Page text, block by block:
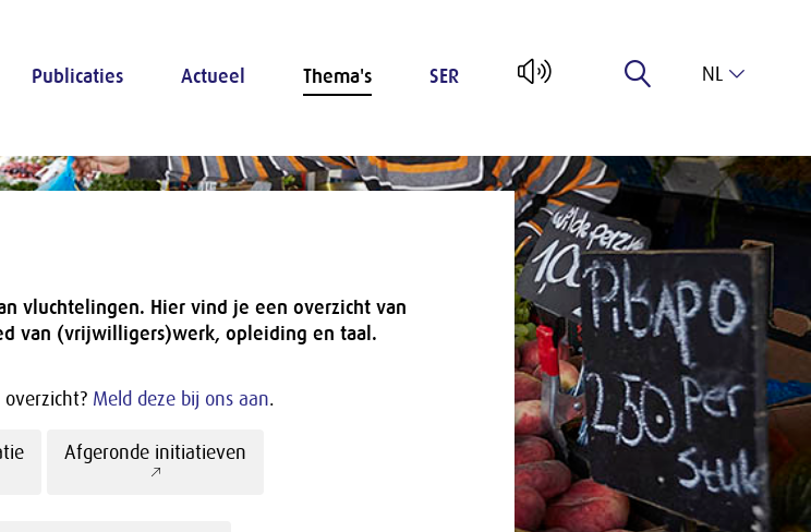
Publicaties Actueel Thema's SER NL
vluchtelingen. Hier vind je een overzicht van
van (vrijwilligers)werk, opleiding en taal.
Meld deze bij ons aan.
Afgeronde initiatieven